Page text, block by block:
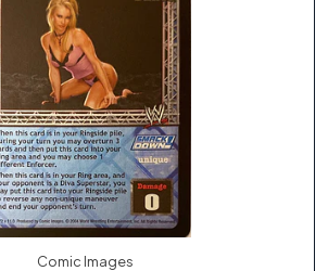
Comic Images